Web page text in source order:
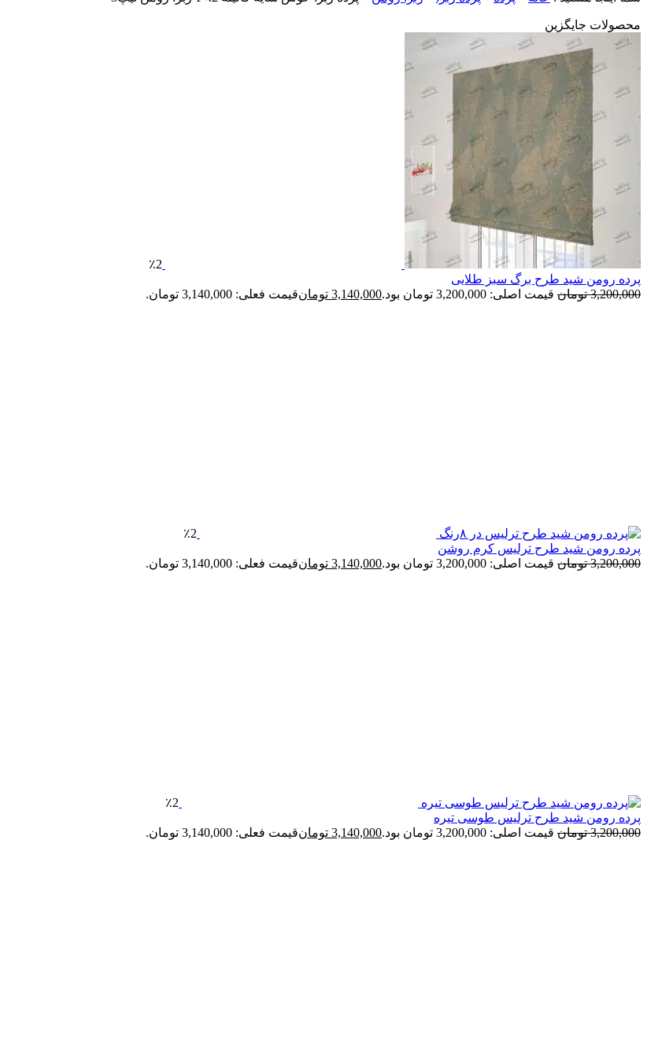
محصولات جایگزین
٪2
پرده رومن شید طرح برگ سبز طلایی
3,200,000 تومان قیمت اصلی: 3,200,000 تومان بود. 3,140,000 تومانقیمت فعلی: 3,140,000 تومان.
٪2
پرده رومن شید طرح ترلیس کرم روشن
3,200,000 تومان قیمت اصلی: 3,200,000 تومان بود. 3,140,000 تومانقیمت فعلی: 3,140,000 تومان.
٪2
پرده رومن شید طرح ترلیس طوسی تیره
3,200,000 تومان قیمت اصلی: 3,200,000 تومان بود. 3,140,000 تومانقیمت فعلی: 3,140,000 تومان.